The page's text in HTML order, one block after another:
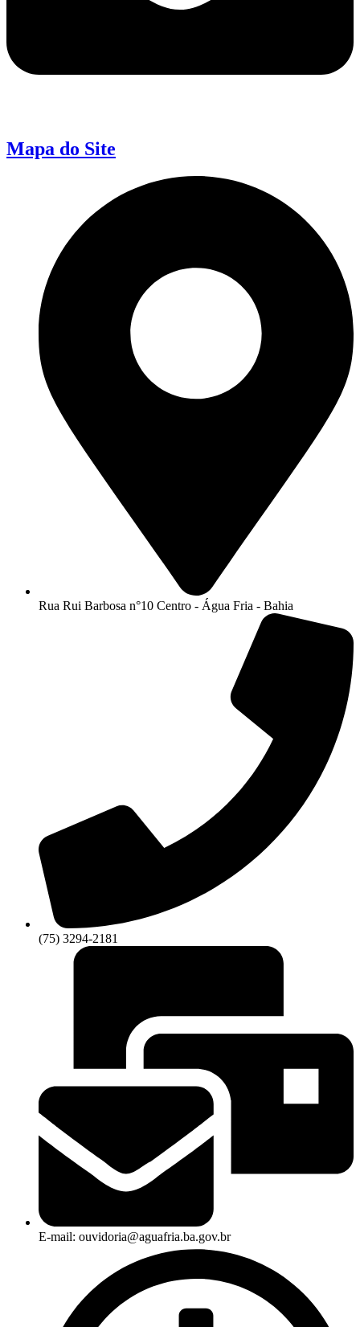
Mapa do Site
Rua Rui Barbosa n°10 Centro - Água Fria - Bahia
(75) 3294-2181
E-mail: ouvidoria@aguafria.ba.gov.br